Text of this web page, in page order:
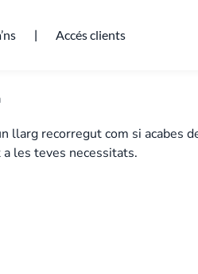
Accés clients
recorregut com si acabes
les teves necessitats.